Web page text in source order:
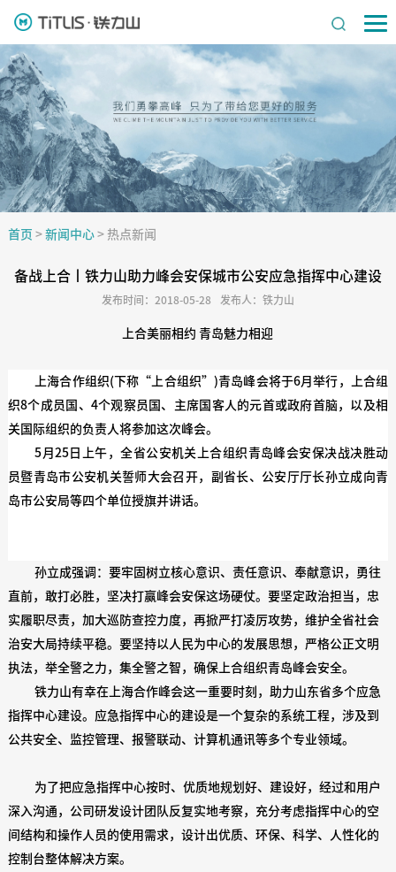
首页 > 新闻中心> 热点新闻
备战上合丨铁力山助力峰会安保城市公安应急指挥中心建设
发布时间：2018-05-28 发布人：铁力山
上合美丽相约 青岛魅力相迎
上海合作组织(下称“上合组织”)青岛峰会将于6月举行，上合组
织8个成员国、4个观察员国、主席国客人的元首或政府首脑，以及相
关国际组织的负责人将参加这次峰会。
5月25日上午，全省公安机关上合组织青岛峰会安保决战决胜动
员暨青岛市公安机关誓师大会召开，副省长、公安厅厅长孙立成向青
岛市公安局等四个单位授旗并讲话。
孙立成强调：要牢固树立核心意识、责任意识、奉献意识，勇往
直前，敢打必胜，坚决打赢峰会安保这场硬仗。要坚定政治担当，忠
实履职尽责，加大巡防查控力度，再掀严打凌厉攻势，维护全省社会
治安大局持续平稳。要坚持以人民为中心的发展思想，严格公正文明
执法，举全警之力，集全警之智，确保上合组织青岛峰会安全。
铁力山有幸在上海合作峰会这一重要时刻，助力山东省多个应急
指挥中心建设。应急指挥中心的建设是一个复杂的系统工程，涉及到
公共安全、监控管理、报警联动、计算机通讯等多个专业领域。
为了把应急指挥中心按时、优质地规划好、建设好，经过和用户
深入沟通，公司研发设计团队反复实地考察，充分考虑指挥中心的空
间结构和操作人员的使用需求，设计出优质、环保、科学、人性化的
控制台整体解决方案。